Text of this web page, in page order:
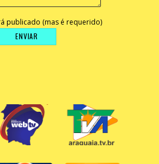
publicado (mas é requerido)